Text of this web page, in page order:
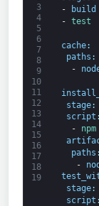
3
4
5
6
7
8
9
10
11
12
13
14
15
16
17
18
19
-
build
- test
cache:
paths :
-
stage:
script :
-
npm
paths :
-
stage:
script :